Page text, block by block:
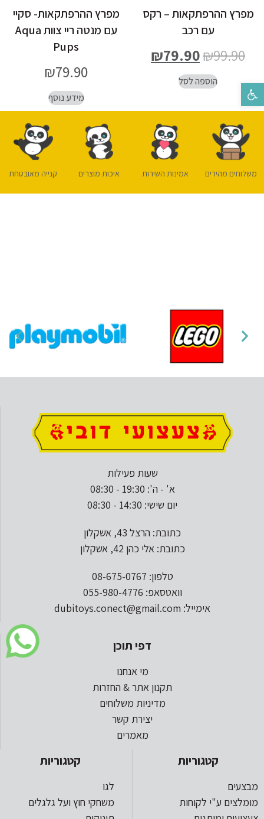
פתח סרגל נגישות
מפרץ ההרפתקאות – רקס
עם רכב
₪99.90
₪79.90
הוספה לסל
מפרץ ההרפתקאות- סקיי
עם מנטה ריי צוות Aqua
Pups
₪79.90
מידע נוסף
משלוחים מהירים אמינות השירות איכות מוצרים קנייה מאובטחת
שעות פעילות
א' - ה': 19:30 - 08:30
יום שישי: 14:30 - 08:30
כתובת: הרצל 43, אשקלון
כתובת: אלי כהן 42, אשקלון
טלפון: 08-675-0767
וואטסאפ: 055-980-4776
אימייל: dubitoys.conect@gmail.com
דפי תוכן
מי אנחנו
תקנון אתר & החזרות
מדיניות משלוחים
יצירת קשר
מאמרים
קטגוריות
מבצעים
מומלצים ע"י לקוחות
קטגוריות
לגו
משחקי חוץ ועל גלגלים